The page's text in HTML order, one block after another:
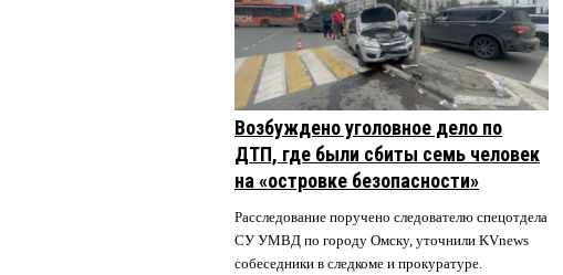
Возбуждено уголовное дело по
ДТП, где были сбиты семь человек
на «островке безопасности»
Расследование поручено следователю спецотдела
СУ УМВД по городу Омску, уточнили KVnews
собеседники в следкоме и прокуратуре.